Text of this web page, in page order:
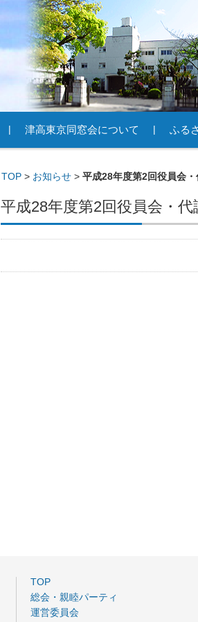
津高東京同窓会について ふる
TOP> お知らせ> 平成28年度第2回役員会・
平成28年度第2回役員会・
TOP
総会・親睦パーティ
運営委員会